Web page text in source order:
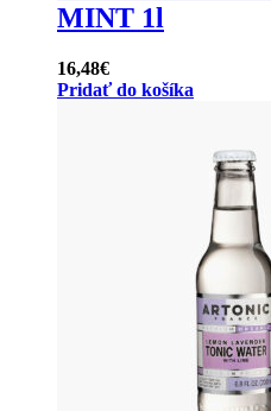
MINT 1l
16,48€
Pridať do košíka